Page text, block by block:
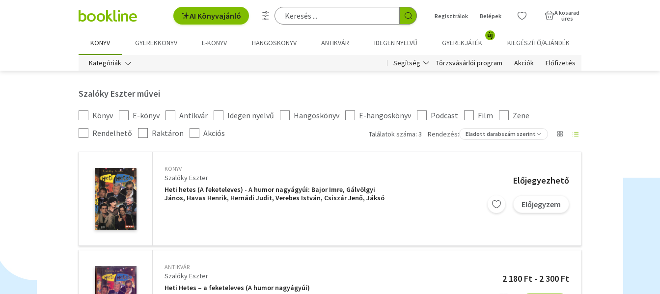
AI Könyvajánló Regisztrálok Belépek
A kosarad
üres
KÖNYV GYEREKKÖNYV E-KÖNYV HANGOSKÖNYV ANTIKVÁR IDEGEN NYELVŰ GYEREKJÁTÉK
új
KIEGÉSZÍTŐ/AJÁNDÉK
Kategóriák Segítség Törzsvásárlói program Akciók Előfizetés
Szalóky Eszter művei
Kategória
szűrés
Könyv E-könyv Antikvár Idegen nyelvű Hangoskönyv E-hangoskönyv Podcast Film
Zene
További
szűrők
Rendelhető Raktáron Akciós Találatok száma: 3 Rendezés: Eladott darabszám szerint
KÖNYV
Szalóky Eszter
Heti hetes (A feketeleves) - A humor nagyágyúi: Bajor Imre, Gálvölgyi
János, Havas Henrik, Hernádi Judit, Verebes István, Csiszár Jenő, Jáksó
Előjegyezhető
Előjegyzem
ANTIKVÁR
Szalóky Eszter
Heti ​Hetes – a feketeleves (A humor nagyágyúi)
2 180 Ft - 2 300 Ft